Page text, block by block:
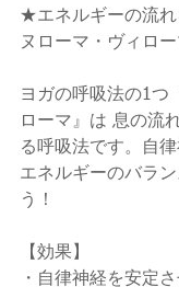
★エネルギーの流
ヌローマ・ヴィロ
ヨガの呼吸法の1つ
ローマ』は 息の流
る呼吸法です。自律
エネルギーのバラ
う！
【効果】
・自律神経を安定